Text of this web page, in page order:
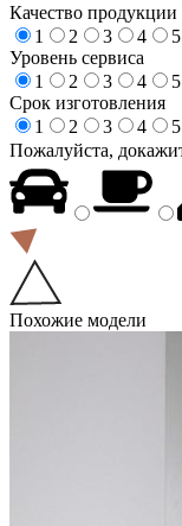
Качество продукции
1
2 3 4
5
Уровень сервиса
1
2 3 4
5
Срок изготовления
1
2 3 4
5
Пожалуйста,
Похожие модели